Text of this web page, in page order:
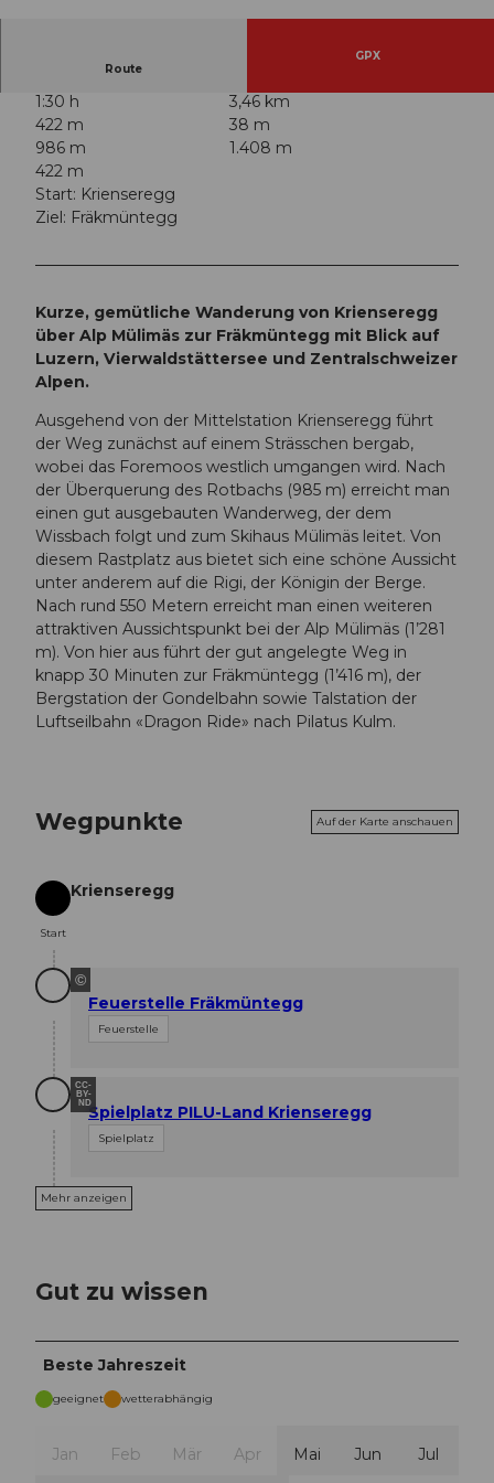
Route
GPX
1:30 h
3,46 km
422 m
38 m
986 m
1.408 m
422 m
Start: Krienseregg
Ziel: Fräkmüntegg
Kurze, gemütliche Wanderung von Krienseregg
über Alp Mülimäs zur Fräkmüntegg mit Blick auf
Luzern, Vierwaldstättersee und Zentralschweizer
Alpen.
Ausgehend von der Mittelstation Krienseregg führt
der Weg zunächst auf einem Strässchen bergab,
wobei das Foremoos westlich umgangen wird. Nach
der Überquerung des Rotbachs (985 m) erreicht man
einen gut ausgebauten Wanderweg, der dem
Wissbach folgt und zum Skihaus Mülimäs leitet. Von
diesem Rastplatz aus bietet sich eine schöne Aussicht
unter anderem auf die Rigi, der Königin der Berge.
Nach rund 550 Metern erreicht man einen weiteren
attraktiven Aussichtspunkt bei der Alp Mülimäs (1’281
m). Von hier aus führt der gut angelegte Weg in
knapp 30 Minuten zur Fräkmüntegg (1’416 m), der
Bergstation der Gondelbahn sowie Talstation der
Luftseilbahn «Dragon Ride» nach Pilatus Kulm.
Wegpunkte Auf der Karte anschauen
Start
Start
Krienseregg
©
Feuerstelle Fräkmüntegg
Feuerstelle
CC-
BY-
NDSpielplatz PILU-Land Krienseregg
Spielplatz
Mehr anzeigen
Gut zu wissen
Beste Jahreszeit
geeignet wetterabhängig
Jan Feb Mär Apr Mai Jun Jul